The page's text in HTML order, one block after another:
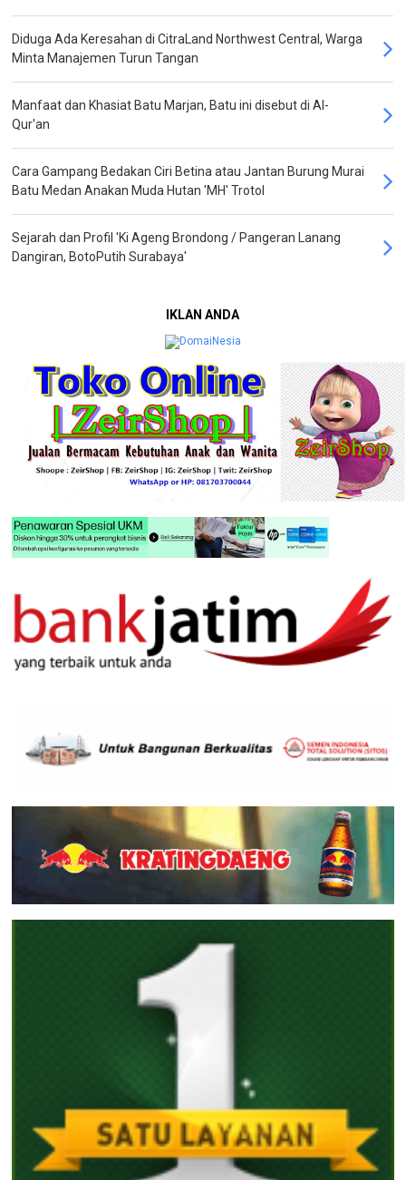
Diduga Ada Keresahan di CitraLand Northwest Central, Warga
Minta Manajemen Turun Tangan
Manfaat dan Khasiat Batu Marjan, Batu ini disebut di Al-
Qur'an
Cara Gampang Bedakan Ciri Betina atau Jantan Burung Murai
Batu Medan Anakan Muda Hutan 'MH' Trotol
Sejarah dan Profil 'Ki Ageng Brondong / Pangeran Lanang
Dangiran, BotoPutih Surabaya'
IKLAN ANDA